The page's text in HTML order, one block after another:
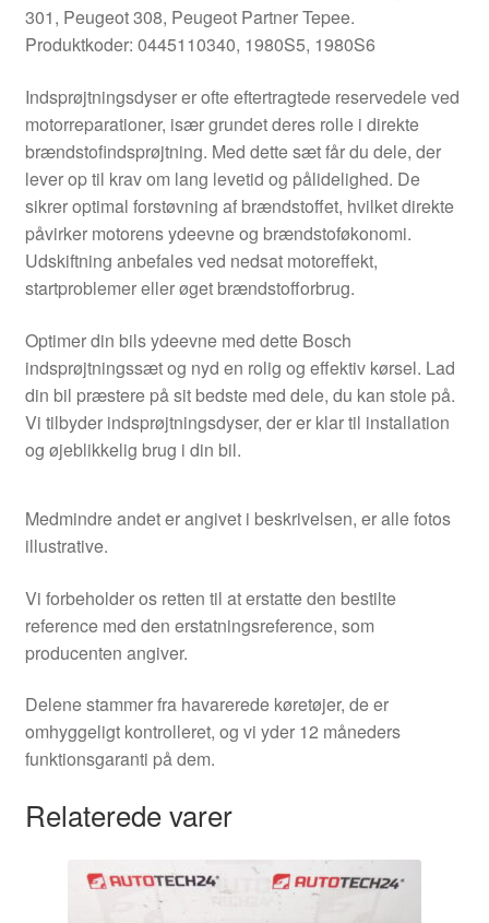
301, Peugeot 308, Peugeot Partner Tepee.
Produktkoder: 0445110340, 1980S5, 1980S6
Indsprøjtningsdyser er ofte eftertragtede reservedele ved
motorreparationer, især grundet deres rolle i direkte
brændstofindsprøjtning. Med dette sæt får du dele, der
lever op til krav om lang levetid og pålidelighed. De
sikrer optimal forstøvning af brændstoffet, hvilket direkte
påvirker motorens ydeevne og brændstoføkonomi.
Udskiftning anbefales ved nedsat motoreffekt,
startproblemer eller øget brændstofforbrug.
Optimer din bils ydeevne med dette Bosch
indsprøjtningssæt og nyd en rolig og effektiv kørsel. Lad
din bil præstere på sit bedste med dele, du kan stole på.
Vi tilbyder indsprøjtningsdyser, der er klar til installation
og øjeblikkelig brug i din bil.
Medmindre andet er angivet i beskrivelsen, er alle fotos
illustrative.
Vi forbeholder os retten til at erstatte den bestilte
reference med den erstatningsreference, som
producenten angiver.
Delene stammer fra havarerede køretøjer, de er
omhyggeligt kontrolleret, og vi yder 12 måneders
funktionsgaranti på dem.
Relaterede varer